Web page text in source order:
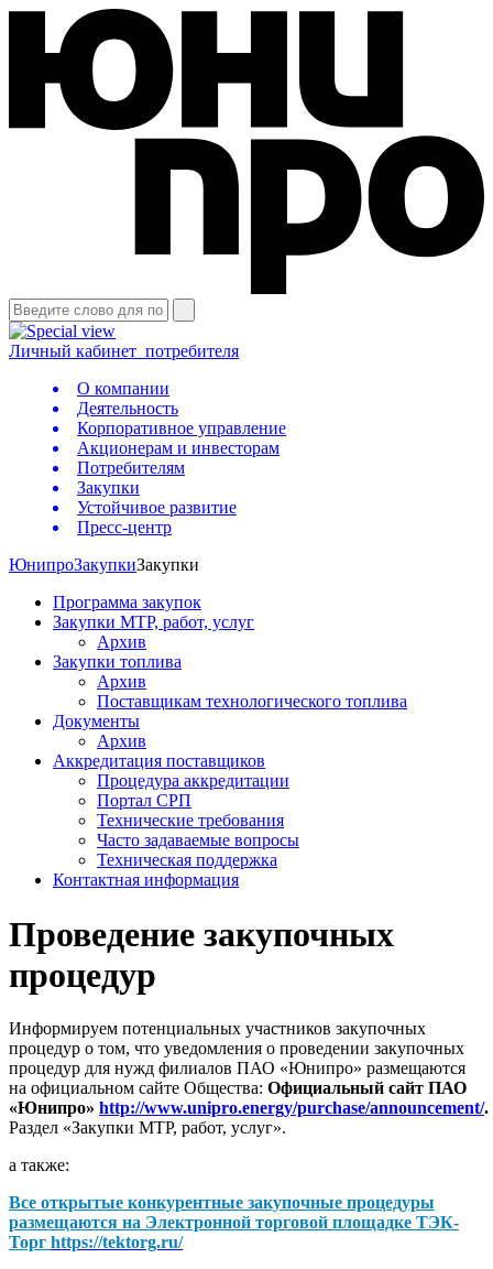
Личный кабинет потребителя
О компании
Деятельность
Корпоративное управление
Акционерам и инвесторам
Потребителям
Закупки
Устойчивое развитие
Пресс-центр
ЮнипроЗакупкиЗакупки
Программа закупок
Закупки МТР, работ, услуг
Архив
Закупки топлива
Архив
Поставщикам технологического топлива
Документы
Архив
Аккредитация поставщиков
Процедура аккредитации
Портал СРП
Технические требования
Часто задаваемые вопросы
Техническая поддержка
Контактная информация
Проведение закупочных
процедур
Информируем потенциальных участников закупочных
процедур о том, что уведомления о проведении закупочных
процедур для нужд филиалов ПАО «Юнипро» размещаются
на официальном сайте Общества: Официальный сайт ПАО
«Юнипро» http://www.unipro.energy/purchase/announcement/.
Раздел «Закупки МТР, работ, услуг».
а также:
Все открытые конкурентные закупочные процедуры
размещаются на Электронной торговой площадке ТЭК-
Торг https://tektorg.ru/